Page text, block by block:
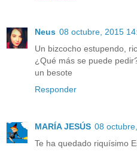
Neus 08 octubre, 2015
Un bizcocho estupendo,
¿Qué más se puede
un besote
Responder
MARÍA JESÚS 08
Te ha quedado riquísimo